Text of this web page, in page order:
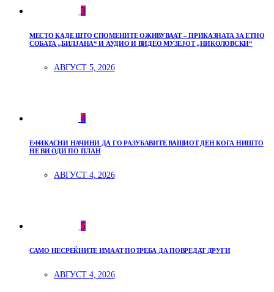
3
МЕСТО КАДЕ ШТО СПОМЕНИТЕ ОЖИВУВААТ – ПРИКАЗНАТА ЗА ЕТНО
СОБАТА „БИЛЈАНА“ И АУДИО И ВИДЕО МУЗЕЈОТ „НИКОЛОВСКИ“
АВГУСТ 5, 2026
4
ЕФИКАСНИ НАЧИНИ ДА ГО РАЗУБАВИТЕ ВАШИОТ ДЕН КОГА НИШТО
НЕ ВИ ОДИ ПО ПЛАН
АВГУСТ 4, 2026
5
САМО НЕСРЕЌНИТЕ ИМААТ ПОТРЕБА ДА ПОВРЕДАТ ДРУГИ
АВГУСТ 4, 2026